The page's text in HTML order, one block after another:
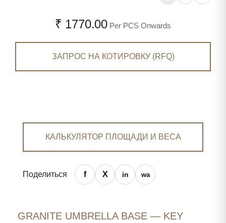
₹ 1770.00 Per PCS Onwards
ЗАПРОС НА КОТИРОВКУ (RFQ)
КАЛЬКУЛЯТОР ПЛОЩАДИ И ВЕСА
Поделиться
GRANITE UMBRELLA BASE — KEY